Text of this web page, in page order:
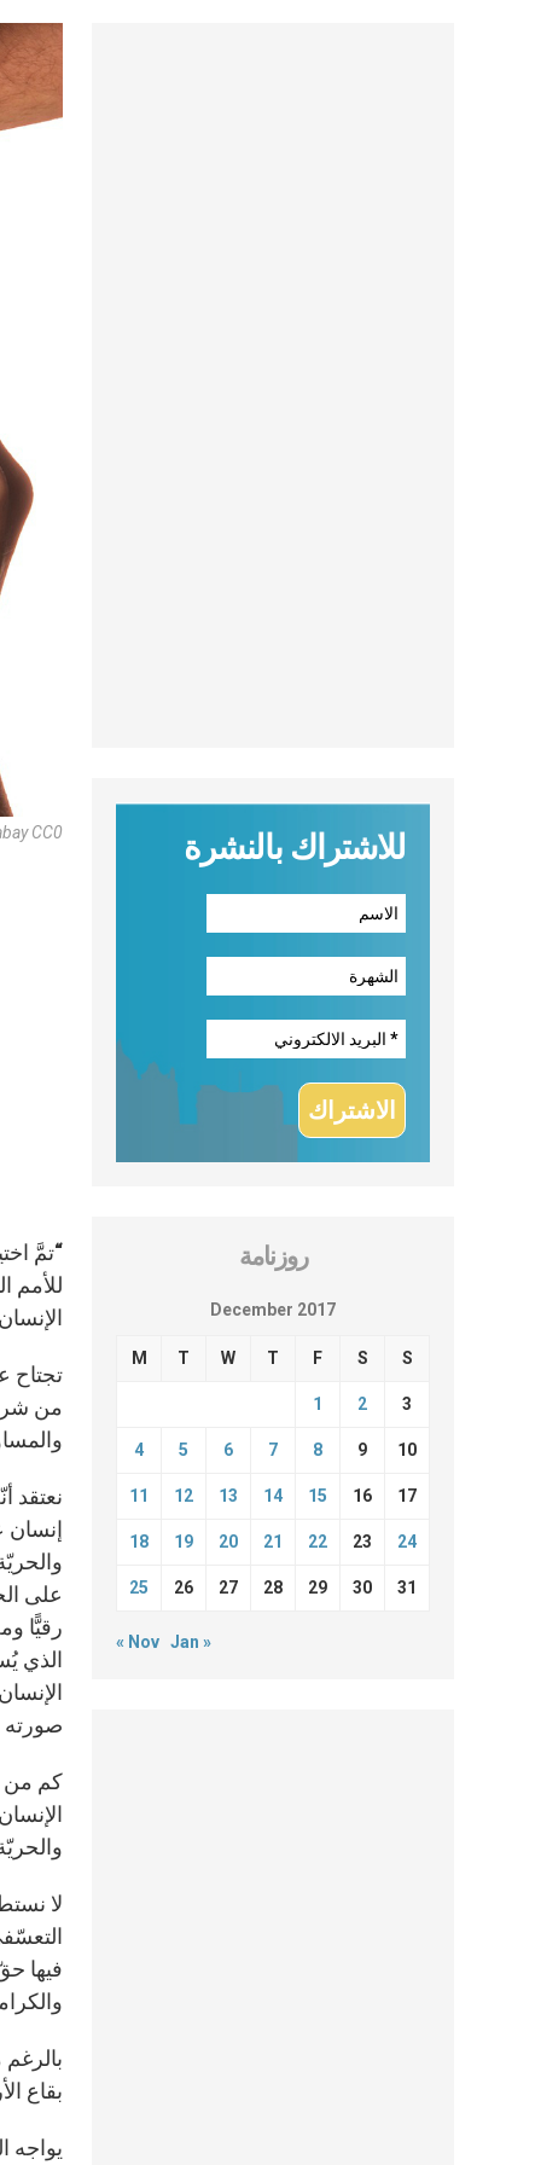
CC0
“تمَّ
تجتاح
من
نعتقد
إنسان
على
رقيًّا
الذي
صورته
كم من
لا
فيها
بقاع
يواجه
للاشتراك بالنشرة
روزنامة
December 2017
M T W T F S S
1 2 3
4 5 6 7 8 9 10
11 12 13 14 15 16 17
18 19 20 21 22 23 24
25 26 27 28 29 30 31
« Nov Jan »